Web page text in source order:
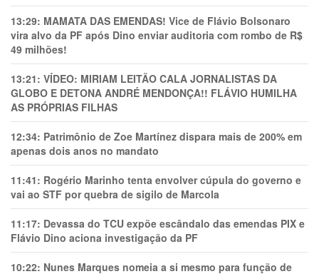
13:29: MAMATA DAS EMENDAS! Vice de Flávio Bolsonaro
vira alvo da PF após Dino enviar auditoria com rombo de R$
49 milhões!
13:21: VÍDEO: MIRIAM LEITÃO CALA JORNALISTAS DA
GLOBO E DETONA ANDRÉ MENDONÇA!! FLÁVIO HUMILHA
AS PRÓPRIAS FILHAS
12:34: Patrimônio de Zoe Martínez dispara mais de 200% em
apenas dois anos no mandato
11:41: Rogério Marinho tenta envolver cúpula do governo e
vai ao STF por quebra de sigilo de Marcola
11:17: Devassa do TCU expõe escândalo das emendas PIX e
Flávio Dino aciona investigação da PF
10:22: Nunes Marques nomeia a si mesmo para função de